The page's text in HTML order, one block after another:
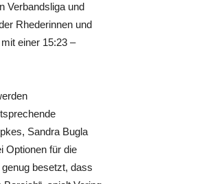
Verbandsliga und
Rhederinnen und
einer 15:23 –
Sandra Bugla
Optionen für die
besetzt, dass